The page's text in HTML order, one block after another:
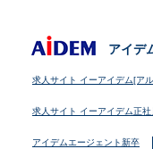
アイデ
求人サイト イーアイデム[ア
求人サイト イーアイデム正社
アイデムエージェント新卒